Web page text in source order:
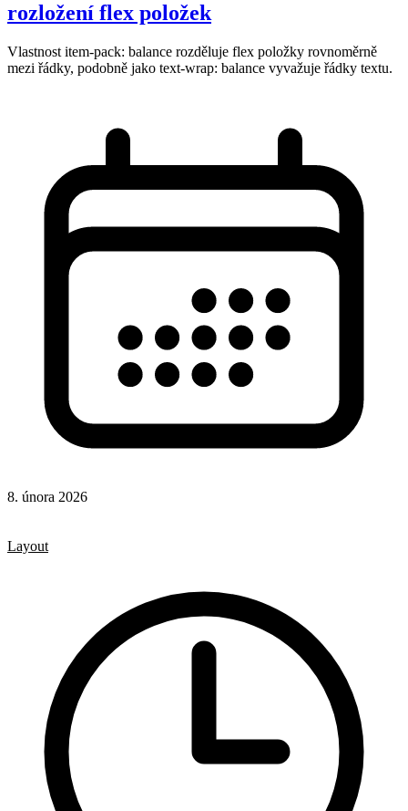
rozložení flex položek
Vlastnost item-pack: balance rozděluje flex položky rovnoměrně
mezi řádky, podobně jako text-wrap: balance vyvažuje řádky textu.
8. února 2026
Layout